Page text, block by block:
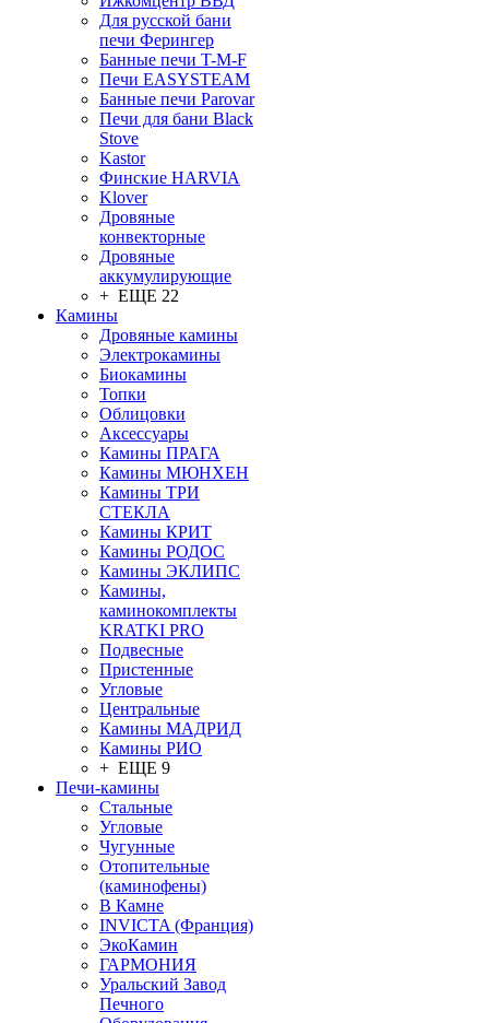
Для русской бани
печи Ферингер
Банные печи T-M-F
Печи EASYSTEAM
Банные печи Parovar
Печи для бани Black
Stove
Kastor
Финские HARVIA
Klover
Дровяные
конвекторные
Дровяные
аккумулирующие
+ ЕЩЕ 22
Камины
Дровяные камины
Электрокамины
Биокамины
Топки
Облицовки
Аксессуары
Камины ПРАГА
Камины МЮНХЕН
Камины ТРИ
СТЕКЛА
Камины КРИТ
Камины РОДОС
Камины ЭКЛИПС
Камины,
каминокомплекты
KRATKI PRO
Подвесные
Пристенные
Угловые
Центральные
Камины МАДРИД
Камины РИО
+ ЕЩЕ 9
Печи-камины
Стальные
Угловые
Чугунные
Отопительные
(каминофены)
В Камне
INVICTA (Франция)
ЭкоКамин
ГАРМОНИЯ
Уральский Завод
Печного